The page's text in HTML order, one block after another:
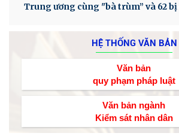
Trung ương cùng "bà trùm” và 62
HỆ THỐNG VĂN BẢN
Văn bản
quy phạm pháp luật
Văn bản ngành
Kiểm sát nhân dân